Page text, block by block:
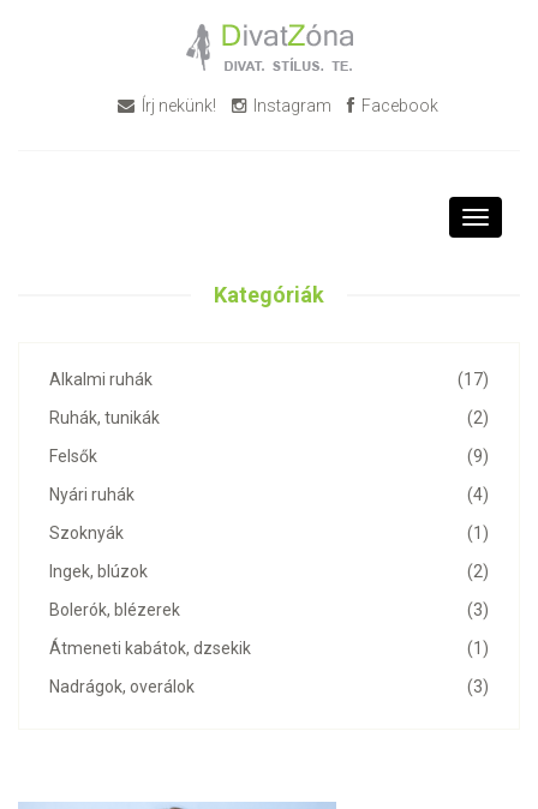
Írj nekünk! Instagram Facebook
Toggle
Kategóriák
(17)
Alkalmi ruhák
(2)
Ruhák, tunikák
(9)
Felsők
(4)
Nyári ruhák
(1)
Szoknyák
(2)
Ingek, blúzok
(3)
Bolerók, blézerek
(1)
Átmeneti kabátok, dzsekik
(3)
Nadrágok, overálok